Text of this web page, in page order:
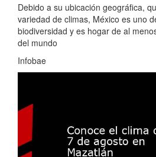
Debido a su ubicación geográfica,
variedad de climas, México es uno
biodiversidad y es hogar de al
del mundo
Infobae